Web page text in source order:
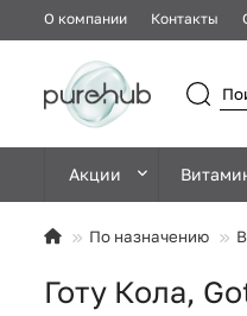
О компании Контакты
Акции
По назначению
Готу Кола,